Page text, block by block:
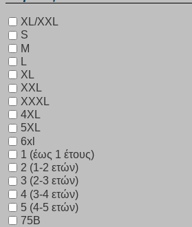
XL/XXL
S
M
L
XL
XXL
XXXL
4XL
5XL
6xl
1 (έως 1 έτους)
2 (1-2 ετών)
3 (2-3 ετών)
4 (3-4 ετών)
5 (4-5 ετών)
75B